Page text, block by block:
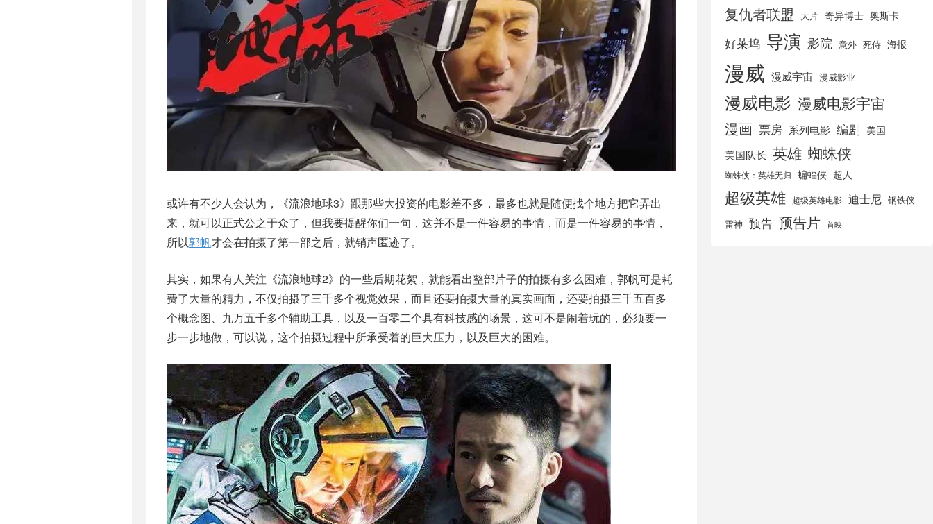
或许有不少人会认为，《流浪地球3》跟那些大投资的电影差不多，最多也就是随便找个地方把它弄出
来，就可以正式公之于众了，但我要提醒你们一句，这并不是一件容易的事情，而是一件容易的事情，
所以郭帆才会在拍摄了第一部之后，就销声匿迹了。
其实，如果有人关注《流浪地球2》的一些后期花絮，就能看出整部片子的拍摄有多么困难，郭帆可是耗
费了大量的精力，不仅拍摄了三千多个视觉效果，而且还要拍摄大量的真实画面，还要拍摄三千五百多
个概念图、九万五千多个辅助工具，以及一百零二个具有科技感的场景，这可不是闹着玩的，必须要一
步一步地做，可以说，这个拍摄过程中所承受着的巨大压力，以及巨大的困难。
复仇者联盟 大片 奇异博士 奥斯卡
好莱坞 导演 影院 意外 死侍 海报
漫威 漫威宇宙 漫威影业
漫威电影 漫威电影宇宙
漫画 票房 系列电影 编剧 美国
美国队长 英雄 蜘蛛侠
蜘蛛侠：英雄无归 蝙蝠侠 超人
超级英雄 超级英雄电影 迪士尼 钢铁侠
雷神 预告 预告片 首映